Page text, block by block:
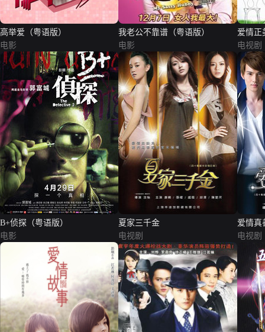
高举爱（粤语版）
电影
我老公不靠谱（粤语版）
电影
爱情正
电视剧
B+侦探（粤语版）
电影
夏家三千金
电视剧
爱情真
电视剧